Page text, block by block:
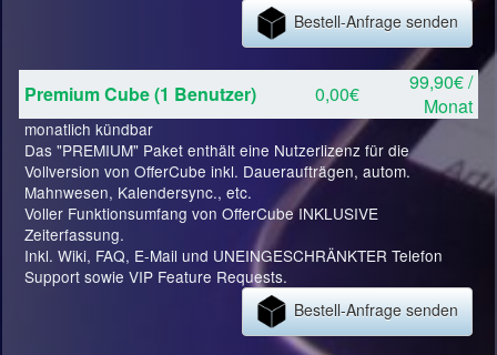
Bestell-Anfrage senden
Premium Cube (1 Benutzer) 0,00€
99,90€ /
Monat
monatlich kündbar
Das "PREMIUM" Paket enthält eine Nutzerlizenz für die
Vollversion von OfferCube inkl. Daueraufträgen, autom.
Mahnwesen, Kalendersync., etc.
Voller Funktionsumfang von OfferCube INKLUSIVE
Zeiterfassung.
Inkl. Wiki, FAQ, E-Mail und UNEINGESCHRÄNKTER Telefon
Support sowie VIP Feature Requests.
Bestell-Anfrage senden